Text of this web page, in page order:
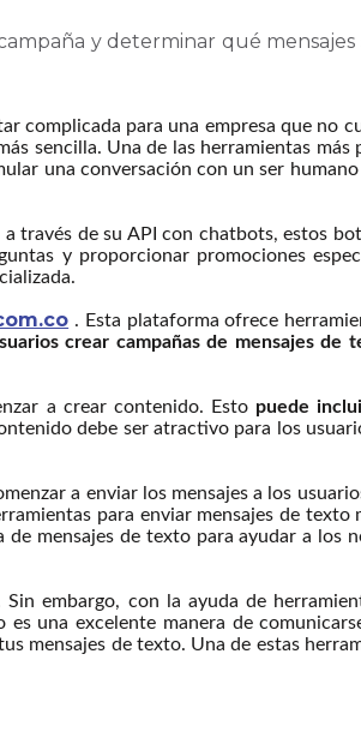
y determinar qué mensajes
complicada para una empresa que no
sencilla. Una de las herramientas más
una conversación con un ser
través de su API con chatbots, estos
y proporcionar promociones
. Esta plataforma ofrece
crear campañas de mensajes de
a crear contenido. Esto puede
debe ser atractivo para los
a enviar los mensajes a los
para enviar mensajes de texto
mensajes de texto para ayudar a los
embargo, con la ayuda de
una excelente manera de
mensajes de texto. Una de estas